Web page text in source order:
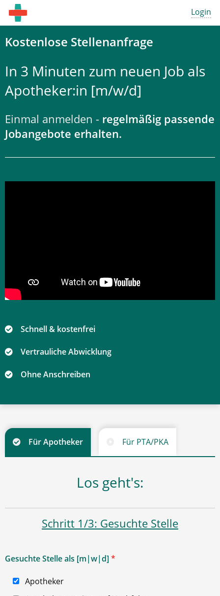
Login
Kostenlose Stellenanfrage
In 3 Minuten zum neuen Job als
Apotheker:in [m/w/d]
Einmal anmelden - regelmäßig passende
Jobangebote erhalten.
Schnell & kostenfrei
Vertrauliche Abwicklung
Ohne Anschreiben
Für Apotheker Für PTA/PKA
Los geht's:
Schritt 1/3: Gesuchte Stelle
Gesuchte Stelle als [m|w|d] *
Apotheker